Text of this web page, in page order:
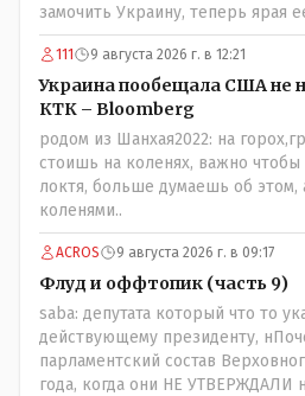
замочить Украину, теперь ярая
к Трампу. Ну и западные страны
предоставляли Зеленскому
которые развернулись потом на
посмотрев на того, как он не
живешь и многое знаешь о тех,
просто прагматизм и ничего
встанут под нас и наоборот и все
111 9 августа 2026 г. в 12:21
Украина пообещала США не
КТК – Bloomberg
родом из Шанхая2022: на
стоишь на коленях, важно
локтя, больше думаешь об этом,
коленями..
ACROS 9 августа 2026 г. в 09:17
Флуд и оффтопик (часть 9)
saba: депутата который что то
действующему президенту,
парламентский состав
года, когда они НЕ УТВЕРЖДАЛИ